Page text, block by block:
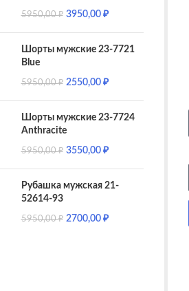
5950,00₽ 3950,00 ₽
Шорты мужские 23-7721
Blue
5950,00₽ 2550,00 ₽
Шорты мужские 23-7724
Anthracite
5950,00₽ 3550,00 ₽
Рубашка мужская 21-
52614-93
5950,00₽ 2700,00 ₽